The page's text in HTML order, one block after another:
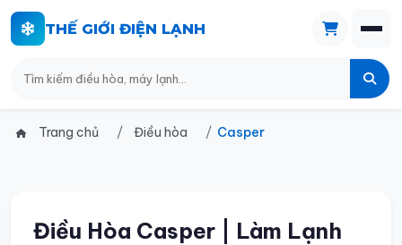
THẾ GIỚI ĐIỆN LẠNH
Trang chủ Điều hòa Casper
Điều Hòa Casper | Làm Lạnh